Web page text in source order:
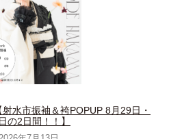
水市振袖＆袴POPUP 8月29日・
の2日間！！】